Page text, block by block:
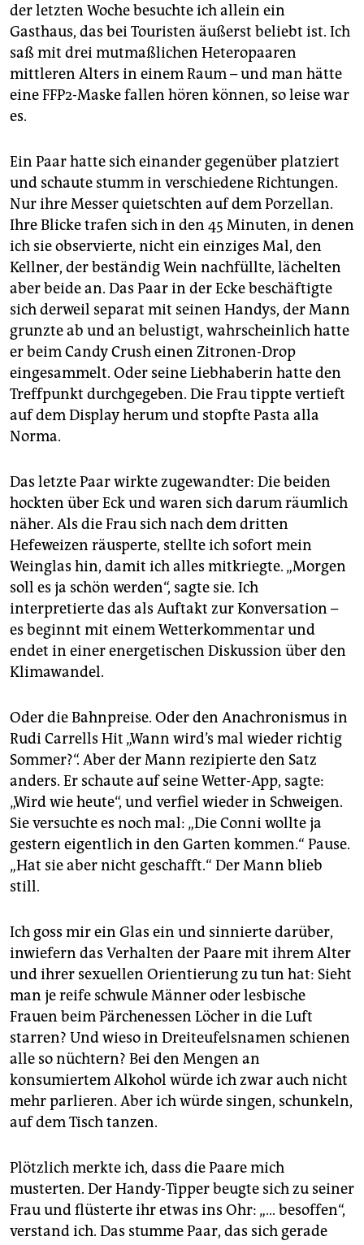
shop
fragen & hilfe
unterstützen
abo
epaper login
der letzten Woche besuchte ich allein ein
Gasthaus, das bei Tou­ris­ten äußerst beliebt ist. Ich
saß mit drei mutmaßlichen Heteropaaren
mittleren Alters in einem Raum – und man hätte
eine FFP2-Maske fallen hören können, so leise war
es.
Ein Paar hatte sich einander gegenüber platziert
und schaute stumm in verschiedene Richtungen.
Nur ihre Messer quietschten auf dem Porzellan.
Ihre Blicke trafen sich in den 45 Minuten, in denen
ich sie observierte, nicht ein einziges Mal, den
Kellner, der beständig Wein nachfüllte, lächelten
aber beide an. Das Paar in der Ecke beschäftigte
sich derweil separat mit seinen Handys, der Mann
grunzte ab und an belustigt, wahrscheinlich hatte
er beim Candy Crush einen Zitronen-Drop
eingesammelt. Oder seine Liebhaberin hatte den
Treffpunkt durchgegeben. Die Frau tippte vertieft
auf dem Display herum und stopfte Pasta alla
Norma.
Das letzte Paar wirkte zugewandter: Die beiden
hockten über Eck und waren sich darum räumlich
näher. Als die Frau sich nach dem dritten
Hefeweizen räusperte, stellte ich sofort mein
Weinglas hin, damit ich alles mitkriegte. „Morgen
soll es ja schön werden“, sagte sie. Ich
interpretierte das als Auftakt zur Konversation –
es beginnt mit einem Wetterkommentar und
endet in einer energetischen Diskussion über den
Klimawandel.
Oder die Bahnpreise. Oder den Anachronismus in
Rudi Carrells Hit „Wann wird’s mal wieder richtig
Sommer?“. Aber der Mann rezipierte den Satz
anders. Er schaute auf seine Wetter-App, sagte:
„Wird wie heute“, und verfiel wieder in Schweigen.
Sie versuchte es noch mal: „Die Conni wollte ja
gestern eigentlich in den Garten kommen.“ Pause.
„Hat sie aber nicht geschafft.“ Der Mann blieb
still.
Ich goss mir ein Glas ein und sinnierte darüber,
inwiefern das Verhalten der Paare mit ihrem Alter
und ihrer sexuellen Orientierung zu tun hat: Sieht
man je reife schwule Männer oder lesbische
Frauen beim Pärchenessen Löcher in die Luft
starren? Und wieso in Dreiteufelsnamen schienen
alle so nüchtern? Bei den Mengen an
konsumiertem Alkohol würde ich zwar auch nicht
mehr parlieren. Aber ich würde singen, schunkeln,
auf dem Tisch tanzen.
Plötzlich merkte ich, dass die Paare mich
musterten. Der Handy-Tipper beugte sich zu seiner
Frau und flüsterte ihr etwas ins Ohr: „… besoffen“,
verstand ich. Das stumme Paar, das sich gerade